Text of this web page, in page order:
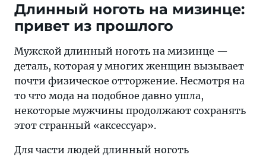
Длинный ноготь на мизинце:
привет из прошлого
Мужской длинный ноготь на мизинце —
деталь, которая у многих женщин вызывает
почти физическое отторжение. Несмотря на
то что мода на подобное давно ушла,
некоторые мужчины продолжают сохранять
этот странный «аксессуар».
Для части людей длинный ноготь